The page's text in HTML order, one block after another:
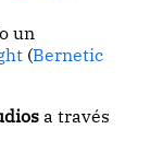
un
(Bernetic
a través